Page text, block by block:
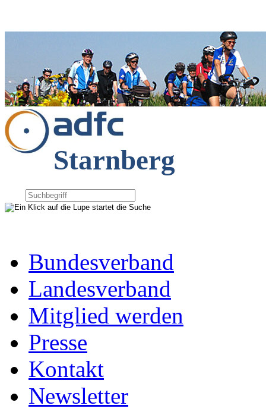
Starnberg
Bundesverband
Landesverband
Mitglied werden
Presse
Kontakt
Newsletter